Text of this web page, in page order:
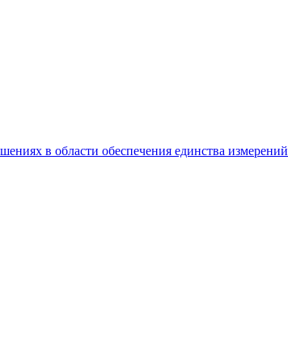
в области обеспечения единства измерений